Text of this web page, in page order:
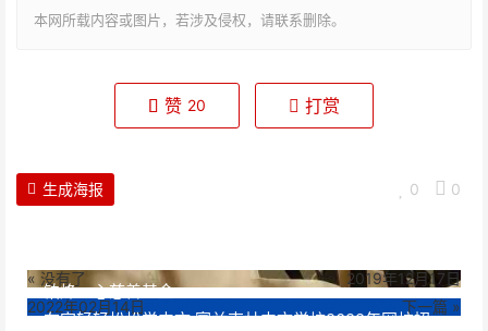
本网所载内容或图片，若涉及侵权，请联系删除。
赞 20 打赏
0 0
生成海报
铂烽一心慈善基金
« 没有了 2019年12月17日
在家轻轻松松学中文:富兰克林中文学校2022年网校招
下一篇 »
2022年02月14日